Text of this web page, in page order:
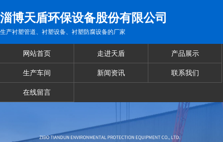
淄博天盾环保设备股份有限公司
生产衬塑管道、衬塑设备、衬塑防腐设备的厂家
网站首页 走进天盾 产品展示
生产车间 新闻资讯 联系我们
在线留言